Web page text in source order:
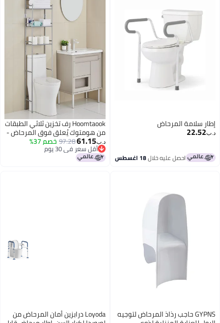
إطار سلامة المرحاض
د.ب‏22.52
احصل عليه خلال18 اغسطس
Hoomtaook رف تخزين ثلاثي الطبقات
من هومتوك يُعلق فوق المرحاض -
رف معدني لتنظيم الحمام، منظم
حمام قائم بذاته يُعلق فوق
المرحاض، مناسب للحمام وغرفة
د.ب‏61.15
97.28خصم 37%
أقل سعر في 30 يوم
أقل سعر في 30 يوم
GYPNS حاجب رذاذ المرحاض لتوجيه Loyoda درابزين أمان المرحاض من